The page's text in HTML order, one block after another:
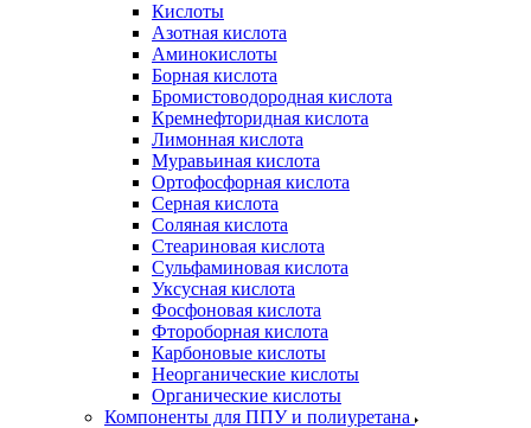
Кислоты
Азотная кислота
Аминокислоты
Борная кислота
Бромистоводородная кислота
Кремнефторидная кислота
Лимонная кислота
Муравьиная кислота
Ортофосфорная кислота
Серная кислота
Соляная кислота
Стеариновая кислота
Сульфаминовая кислота
Уксусная кислота
Фосфоновая кислота
Фтороборная кислота
Карбоновые кислоты
Неорганические кислоты
Органические кислоты
Компоненты для ППУ и полиуретана